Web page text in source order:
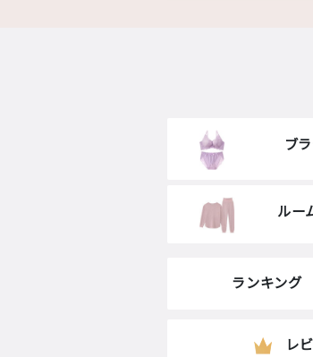
ブ
ルー
ランキング
レ